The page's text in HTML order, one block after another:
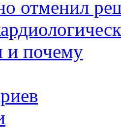
отменил
и почему